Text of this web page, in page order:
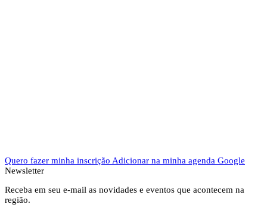
Quero fazer minha inscrição Adicionar na minha agenda Google
Newsletter
Receba em seu e-mail as novidades e eventos que acontecem na
região.